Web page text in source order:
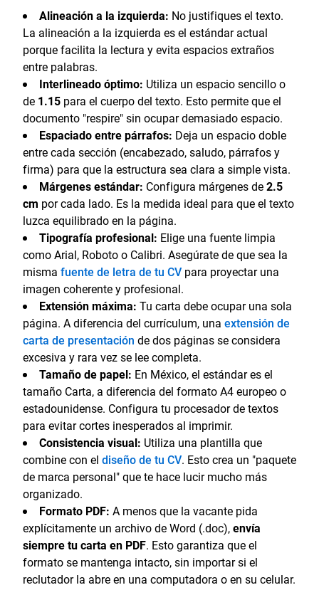
Alineación a la izquierda: No justifiques el texto.
La alineación a la izquierda es el estándar actual
porque facilita la lectura y evita espacios extraños
entre palabras.
Interlineado óptimo: Utiliza un espacio sencillo o
de 1.15 para el cuerpo del texto. Esto permite que el
documento "respire" sin ocupar demasiado espacio.
Espaciado entre párrafos: Deja un espacio doble
entre cada sección (encabezado, saludo, párrafos y
firma) para que la estructura sea clara a simple vista.
Márgenes estándar: Configura márgenes de2.5
cm por cada lado. Es la medida ideal para que el texto
luzca equilibrado en la página.
Tipografía profesional: Elige una fuente limpia
como Arial, Roboto o Calibri. Asegúrate de que sea la
misma fuente de letra de tu CV para proyectar una
imagen coherente y profesional.
Extensión máxima: Tu carta debe ocupar una sola
página. A diferencia del currículum, una extensión de
carta de presentación de dos páginas se considera
excesiva y rara vez se lee completa.
Tamaño de papel: En México, el estándar es el
tamaño Carta, a diferencia del formato A4 europeo o
estadounidense. Configura tu procesador de textos
para evitar cortes inesperados al imprimir.
Consistencia visual: Utiliza una plantilla que
combine con el diseño de tu CV. Esto crea un "paquete
de marca personal" que te hace lucir mucho más
organizado.
Formato PDF: A menos que la vacante pida
explícitamente un archivo de Word (.doc),envía
siempre tu carta en PDF. Esto garantiza que el
formato se mantenga intacto, sin importar si el
reclutador la abre en una computadora o en su celular.